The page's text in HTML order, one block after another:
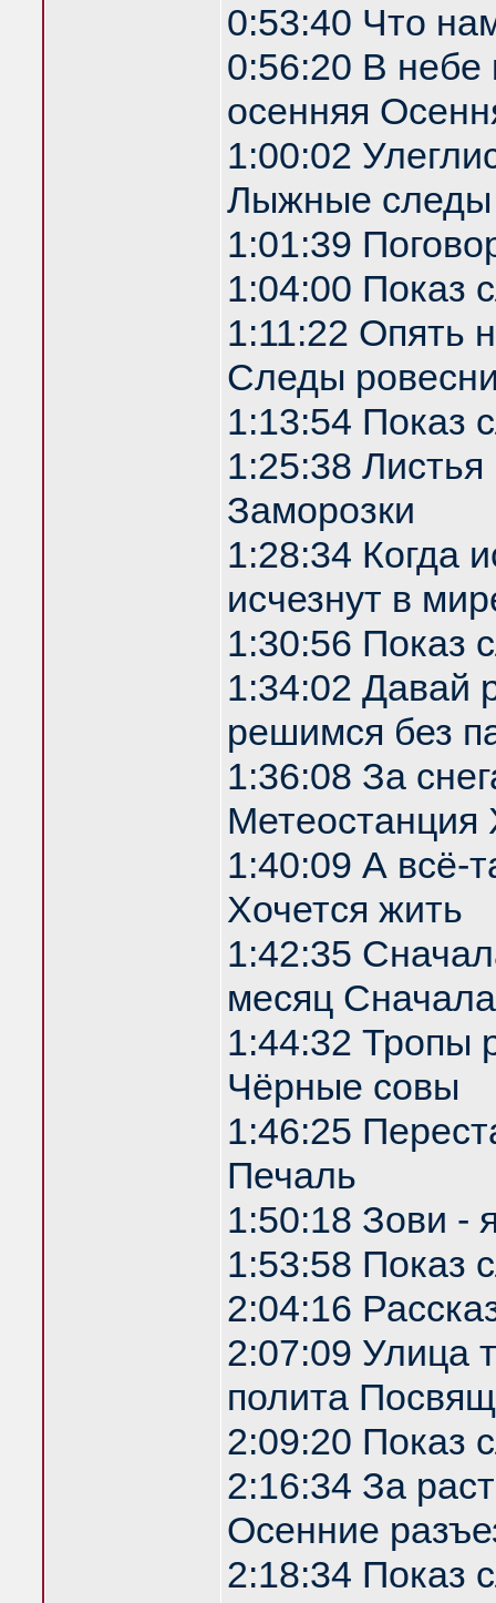
0:53:40 Что
0:56:20 В небе
осенняя
1:00:02
Лыжные следы
1:01:39
1:04:00 Показ
1:11:22 Опять
Следы
1:13:54 Показ
1:25:38
Заморозки
1:28:34 Когда
исчезнут в
1:30:56 Показ
1:34:02 Давай
решимся без
1:36:08 За
Метеостанция
1:40:09 А всё-
Хочется жить
1:42:35
месяц
1:44:32 Тропы
Чёрные совы
1:46:25
Печаль
1:50:18 Зови -
1:53:58 Показ
2:04:16
2:07:09 Улица
полита
2:09:20 Показ
2:16:34 За
Осенние
2:18:34 Показ